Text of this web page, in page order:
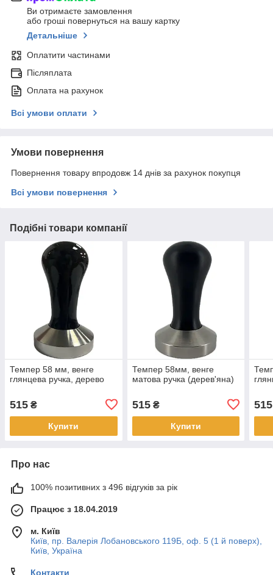
Ви отримаєте замовлення
або гроші повернуться на вашу картку
Детальніше
Оплатити частинами
Післяплата
Оплата на рахунок
Всі умови оплати
Умови повернення
Повернення товару впродовж 14 днів за рахунок покупця
Всі умови повернення
Подібні товари компанії
Темпер 58 мм, венге
глянцева ручка, дерево
515 ₴
Купити
Темпер 58мм, венге
матова ручка (дерев'яна)
515₴
Купити
515
Про нас
100% позитивних з 496 відгуків за рік
Працює з 18.04.2019
м. Київ
Київ, пр. Валерія Лобановського 119Б, оф. 5 (1 й поверх),
Київ, Україна
Контакти